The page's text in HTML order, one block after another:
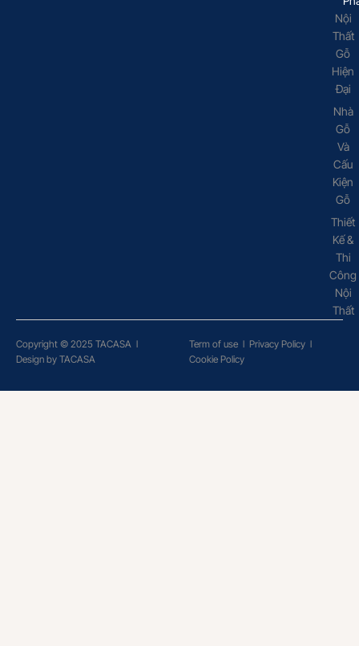
Nội
Thất
Gỗ
Hiện
Đại
Nhà
Gỗ
Và
Cấu
Kiện
Gỗ
Thiết
Kế &
Thi
Công
Nội
Thất
Copyright © 2025 TACASA l
Design by TACASA
Term of use l Privacy Policy l
Cookie Policy